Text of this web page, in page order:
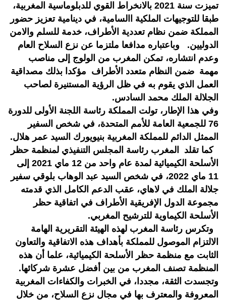
تميزت سنة 2021 بالانخراط القوي للدبلوماسية المغربية،
طبقا للتوجيهات الملكية االسامية، في دينامية تعزيز حضور
المملكة ضمن نظام تعددية الأطراف، خدمة للسلم والامن
الدوليين. وباعتباره مدافعا ملتزما عن نزع السلاح العام
وعدم انتشاره، تمكن المغرب من الولوج إلى مناصب
مهمة ضمن النظام متعدد الأطراف مؤكدا بذلك مصداقية
العمل الذي يقوم به في ظل الرؤية المستنيرة لصاحب
الجلالة الملك محمد السادس.
وفي هذا الإطار، تولت المملكة رئاسة اللجنة الأولى للدورة
76 للجمعية العامة للأمم المتحدة، في شخص السفير
الممثل الدائم للمملكة المغربية بنيويورك السيد عمر هلال.
كما تقلد المغرب رئاسة المجلس التنفيذي لمنظمة حظر
الأسلحة الكيميائية لمدة عام واحد من 12 ماي 2021 إلى
11 ماي 2022، في شخص السيد عبد الوهاب بلوقي سفير
جلالة الملك في لاهاي، عقب الدعم الكامل الذي قدمته
مجموعة الدول الإفريقية الأطراف في اتفاقية حظر
الأسلحة الكيماوية للترشيح المغربي.
وتكرس رئاسة المغرب لهذه الهيئة التقريرية الهامة
الالتزام الموصول للمملكة بأهداف هذه الاتفاقية والتعاون
الثابت مع منظمة حظر الأسلحة الكيميائية، علما أن هذه
المنظمة تصنف المغرب من بين أفضل عشرة شركائها.
وتجسدت الثقة، مجددا، في الخبرات والكفاءات المغربية
المعروفة والمعترف بها في مجال نزع السلاح، من خلال